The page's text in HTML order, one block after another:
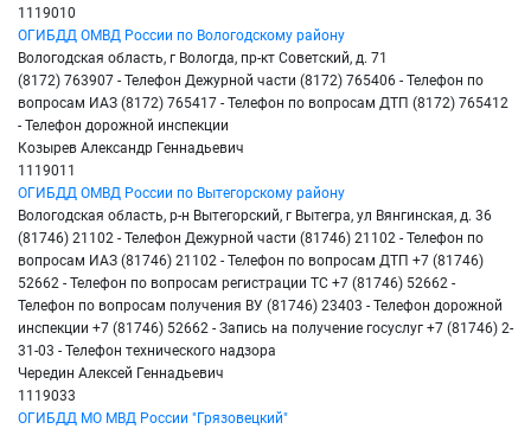
1119010
ОГИБДД ОМВД России по Вологодскому району
Вологодская область, г Вологда, пр-кт Советский, д. 71
(8172) 763907 - Телефон Дежурной части (8172) 765406 - Телефон по
вопросам ИАЗ (8172) 765417 - Телефон по вопросам ДТП (8172) 765412
- Телефон дорожной инспекции
Козырев Александр Геннадьевич
1119011
ОГИБДД ОМВД России по Вытегорскому району
Вологодская область, р-н Вытегорский, г Вытегра, ул Вянгинская, д. 36
(81746) 21102 - Телефон Дежурной части (81746) 21102 - Телефон по
вопросам ИАЗ (81746) 21102 - Телефон по вопросам ДТП +7 (81746)
52662 - Телефон по вопросам регистрации ТС +7 (81746) 52662 -
Телефон по вопросам получения ВУ (81746) 23403 - Телефон дорожной
инспекции +7 (81746) 52662 - Запись на получение госуслуг +7 (81746) 2-
31-03 - Телефон технического надзора
Чередин Алексей Геннадьевич
1119033
ОГИБДД МО МВД России "Грязовецкий"